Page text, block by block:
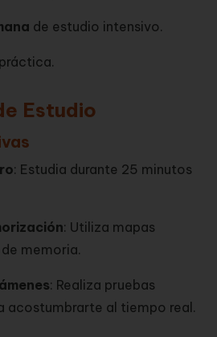
de estudio intensivo.
Estudio
: Estudia durante 25 minutos
: Utiliza mapas
memoria.
: Realiza pruebas
acostumbrarte al tiempo real.